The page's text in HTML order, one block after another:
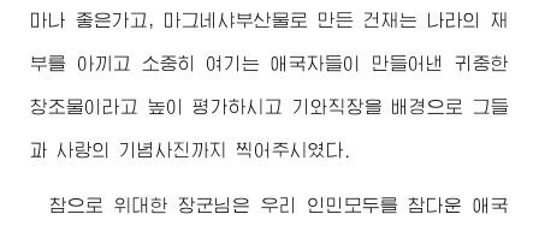
마나 좋은가고, 마그네샤부산물로 만든 건재는 나라의 재
부를 아끼고 소중히 여기는 애국자들이 만들어낸 귀중한
창조물이라고 높이 평가하시고 기와직장을 배경으로 그들
과 사랑의 기념사진까지 찍어주시였다.
참으로 위대한 장군님 은 우리 인민모두를 참다운 애국